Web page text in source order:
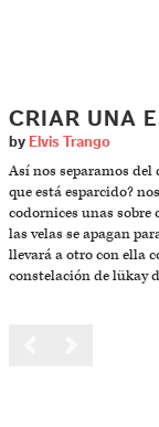
CRIAR UNA
by Elvis Trango
Así nos separamos
que está esparcido?
codornices unas sobre
las velas se apagan
llevará a otro con ella
constelación de lükay